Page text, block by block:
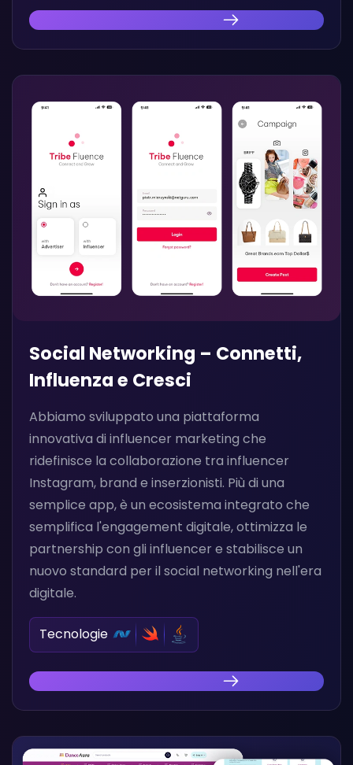
Scopri la nostra innovazione
Social Networking – Connetti,
Influenza e Cresci
Abbiamo sviluppato una piattaforma
innovativa di influencer marketing che
ridefinisce la collaborazione tra influencer
Instagram, brand e inserzionisti. Più di una
semplice app, è un ecosistema integrato che
semplifica l'engagement digitale, ottimizza le
partnership con gli influencer e stabilisce un
nuovo standard per il social networking nell'era
digitale.
Tecnologie
Scopri la nostra innovazione